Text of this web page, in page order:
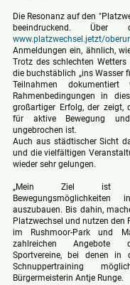
Die Resonanz auf den
www.platzwechsel.jetzt/
Anmeldungen ein, ähnlich,
Trotz des schlechten Wetters
die buchstäblich „ins Wasser
Teilnahmen
Rahmenbedingungen in
großartiger Erfolg, der zeigt,
für aktive Bewegung
ungebrochen ist.
Auch aus städtischer Sicht
und die vielfältigen
wieder sehr gelungen.
„Mein Ziel ist
auszubauen. Bis dahin,
Platzwechsel und nutzen den
im Rushmoor-Park und
zahlreichen Angebote
Sportvereine, bei denen in
Schnuppertraining
Bürgermeisterin Antje Runge.